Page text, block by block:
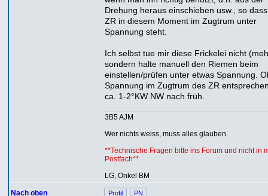
Drehung heraus einschieben usw., so
ZR in diesem Moment im Zugtrum unter
Spannung steht.
Ich selbst tue mir diese Frickelei nicht
sondern halte manuell den Riemen beim
einstellen/prüfen unter etwas Spannung.
Spannung im Zugtrum des ZR
ca. 1-2°KW NW nach früh.
3B5 AJM
Wer nichts weiss, muss alles glauben.
**Technische Fragen bitte ins Forum und nicht in
Postfach**
LG, Onkel BM
Nach oben Profil PN